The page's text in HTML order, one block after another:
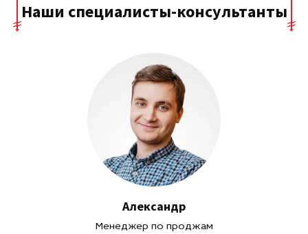
Наши специалисты-консультанты
Александр
Менеджер по проджам